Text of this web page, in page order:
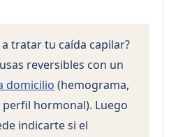
tratar tu caída capilar?
reversibles con un
domicilio (hemograma,
hormonal). Luego
indicarte si el